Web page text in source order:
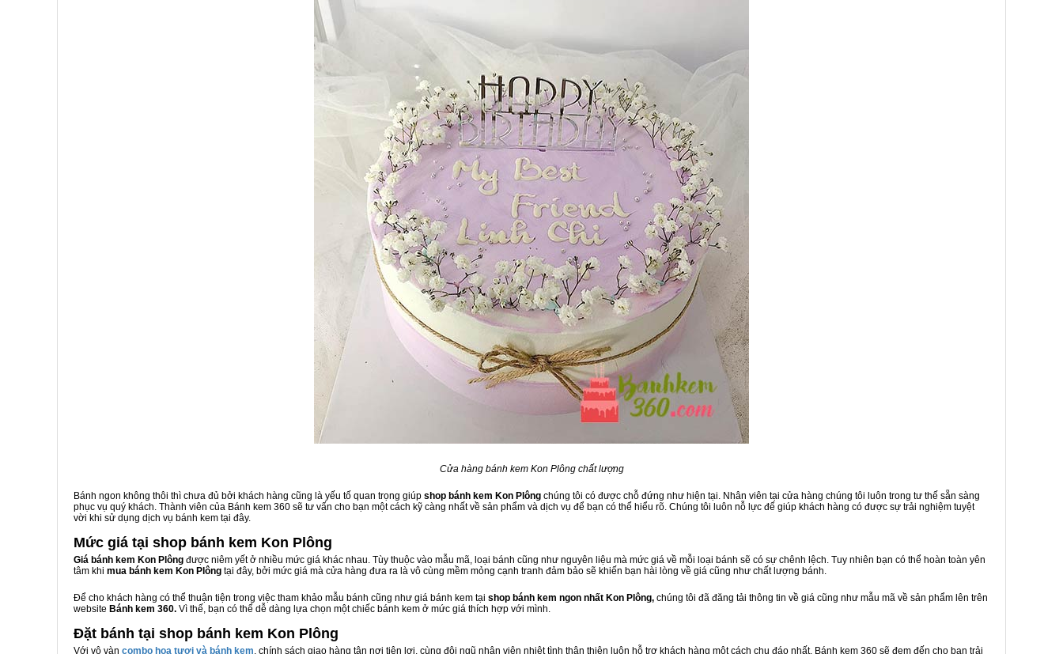
Cửa hàng bánh kem Kon Plông chất lượng
Bánh ngon không thôi thì chưa đủ bởi khách hàng cũng là yếu tố quan trọng giúp shop bánh kem Kon Plông chúng tôi có được chỗ đứng như hiện tại. Nhân viên tại cửa hàng chúng tôi luôn trong tư thế sẵn sàng
phục vụ quý khách. Thành viên của Bánh kem 360 sẽ tư vấn cho bạn một cách kỹ càng nhất về sản phẩm và dịch vụ để bạn có thể hiểu rõ. Chúng tôi luôn nỗ lực để giúp khách hàng có được sự trải nghiệm tuyệt
vời khi sử dụng dịch vụ bánh kem tại đây.
Mức giá tại shop bánh kem Kon Plông
Giá bánh kem Kon Plông được niêm yết ở nhiều mức giá khác nhau. Tùy thuộc vào mẫu mã, loại bánh cũng như nguyên liệu mà mức giá về mỗi loại bánh sẽ có sự chênh lệch. Tuy nhiên bạn có thể hoàn toàn yên
tâm khi mua bánh kem Kon Plông tại đây, bởi mức giá mà cửa hàng đưa ra là vô cùng mềm mỏng cạnh tranh đảm bảo sẽ khiến bạn hài lòng về giá cũng như chất lượng bánh.
Để cho khách hàng có thể thuận tiện trong việc tham khảo mẫu bánh cũng như giá bánh kem tại shop bánh kem ngon nhất Kon Plông, chúng tôi đã đăng tải thông tin về giá cũng như mẫu mã về sản phẩm lên trên
website Bánh kem 360. Vì thế, bạn có thể dễ dàng lựa chọn một chiếc bánh kem ở mức giá thích hợp với mình.
Đặt bánh tại shop bánh kem Kon Plông
Với vô vàn combo hoa tươi và bánh kem, chính sách giao hàng tận nơi tiện lợi, cùng đội ngũ nhân viên nhiệt tình thân thiện luôn hỗ trợ khách hàng một cách chu đáo nhất. Bánh kem 360 sẽ đem đến cho bạn trải